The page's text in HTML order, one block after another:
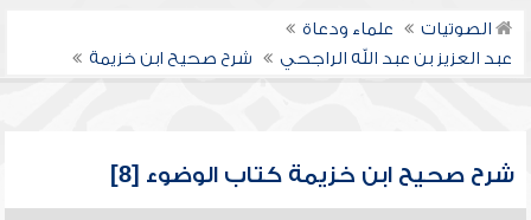
الصوتيات
علماء ودعاة
عبد العزيز بن عبد الله الراجحي
شرح صحيح ابن خزيمة
شرح صحيح ابن خزيمة كتاب الوضوء [8]